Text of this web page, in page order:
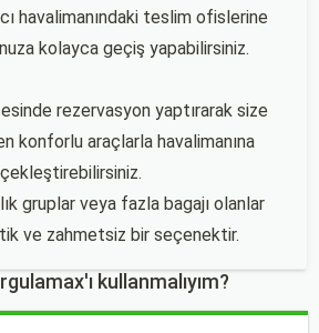
havalimanındaki teslim ofislerine
kolayca geçiş yapabilirsiniz.
rezervasyon yaptırarak size
konforlu araçlarla havalimanına
gruplar veya fazla bagajı olanlar
ve zahmetsiz bir seçenektir.
kullanmalıyım?